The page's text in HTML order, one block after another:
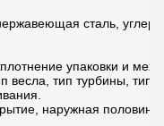
сталь,
упаковки и
тип турбины, тип
наружная